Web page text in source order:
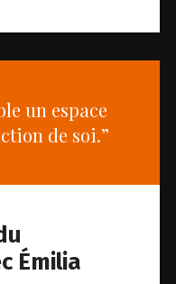
un espace
de soi.”
Émilia